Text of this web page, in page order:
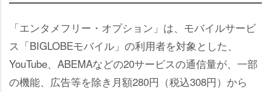
「エンタメフリー・オプション」は、モバイルサービ
ス「BIGLOBEモバイル」の利用者を対象とした、
YouTube、ABEMAなどの20サービスの通信量が、一部
の機能、広告等を除き月額280円（税込308円）から